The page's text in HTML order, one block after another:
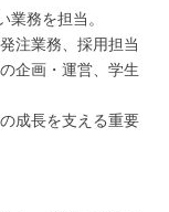
業務を担当。
注業務、採用担当
企画・運営、学生
成長を支える重要